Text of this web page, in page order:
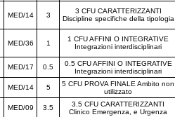
MED/14 3
3 CFU CARATTERIZZANTI
Discipline specifiche della tipologia
MED/36 1
1 CFU AFFINI O INTEGRATIVE
Integrazioni interdisciplinari
MED/17 0.5
0.5 CFU AFFINI O INTEGRATIVE
Integrazioni interdisciplinari
MED/14 5
5 CFU PROVA FINALE Ambito non
utilizzato
MED/09 3.5
3.5 CFU CARATTERIZZANTI
Clinico Emergenza, e Urgenza